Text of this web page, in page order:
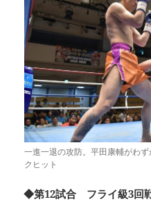
一進一退の攻防。平田康輔がわ
クヒット
◆第12試合 フライ級3回